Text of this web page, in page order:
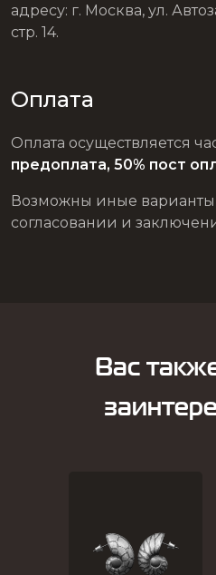
адресу: г. Москва, ул.
стр. 14.
Оплата
Оплата осуществляется
предоплата, 50% пост
Возможны иные варианты
согласовании и
Вас